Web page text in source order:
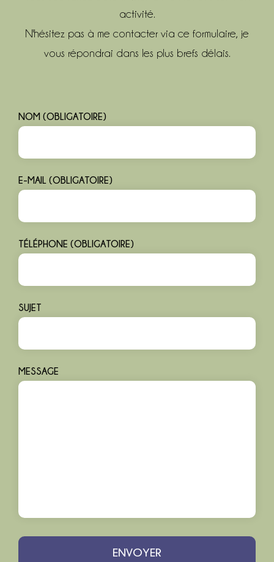
activité.
N'hésitez pas à me contacter via ce formulaire, je
vous répondrai dans les plus brefs délais.
NOM (OBLIGATOIRE)
E-MAIL (OBLIGATOIRE)
TÉLÉPHONE (OBLIGATOIRE)
SUJET
MESSAGE